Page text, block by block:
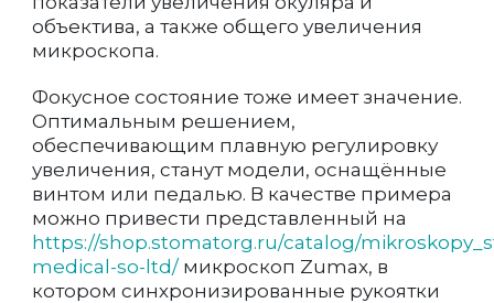
объектива, а также общего увеличения
микроскопа.
Фокусное состояние тоже имеет значение.
Оптимальным решением,
обеспечивающим плавную регулировку
увеличения, станут модели, оснащённые
винтом или педалью. В качестве примера
можно привести представленный на
https://shop.stomatorg.ru/catalog/
medical-so-ltd/ микроскоп Zumax, в
котором синхронизированные рукоятки